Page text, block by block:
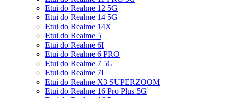
Etui do Realme 12 5G
Etui do Realme 14 5G
Etui do Realme 14X
Etui do Realme 5
Etui do Realme 6I
Etui do Realme 6 PRO
Etui do Realme 7 5G
Etui do Realme 7I
Etui do Realme X3 SUPERZOOM
Etui do Realme 16 Pro Plus 5G